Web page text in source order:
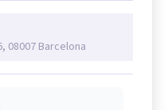
08007 Barcelona